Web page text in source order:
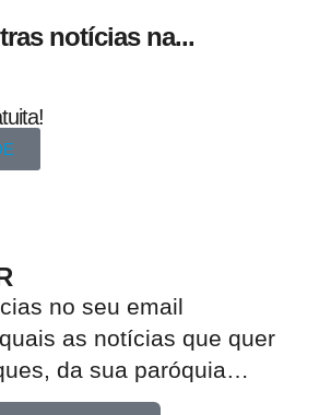
notícias na...
no seu email​
as notícias que quer
da sua paróquia…